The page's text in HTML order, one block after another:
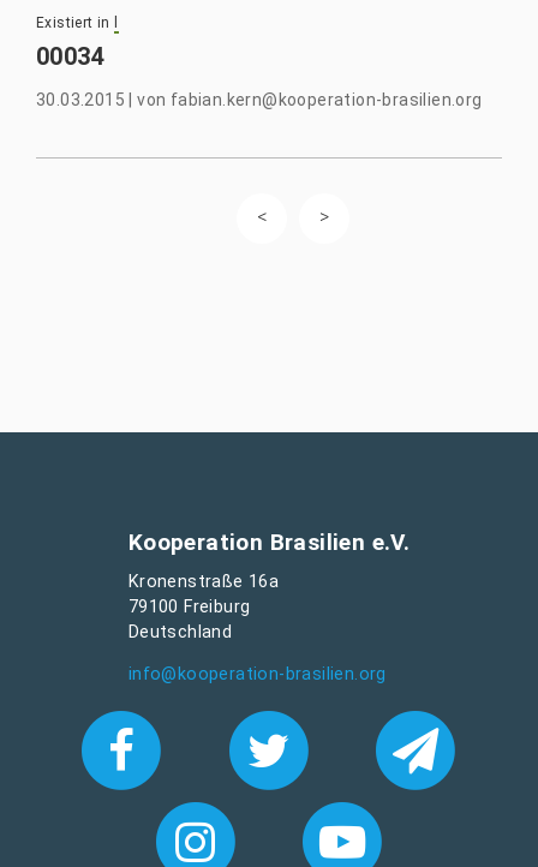
Existiert in
00034
30.03.2015 |von fabian.kern@kooperation-brasilien.org
Kooperation Brasilien e.V.
Kronenstraße 16a
79100 Freiburg
Deutschland
info@kooperation-brasilien.org